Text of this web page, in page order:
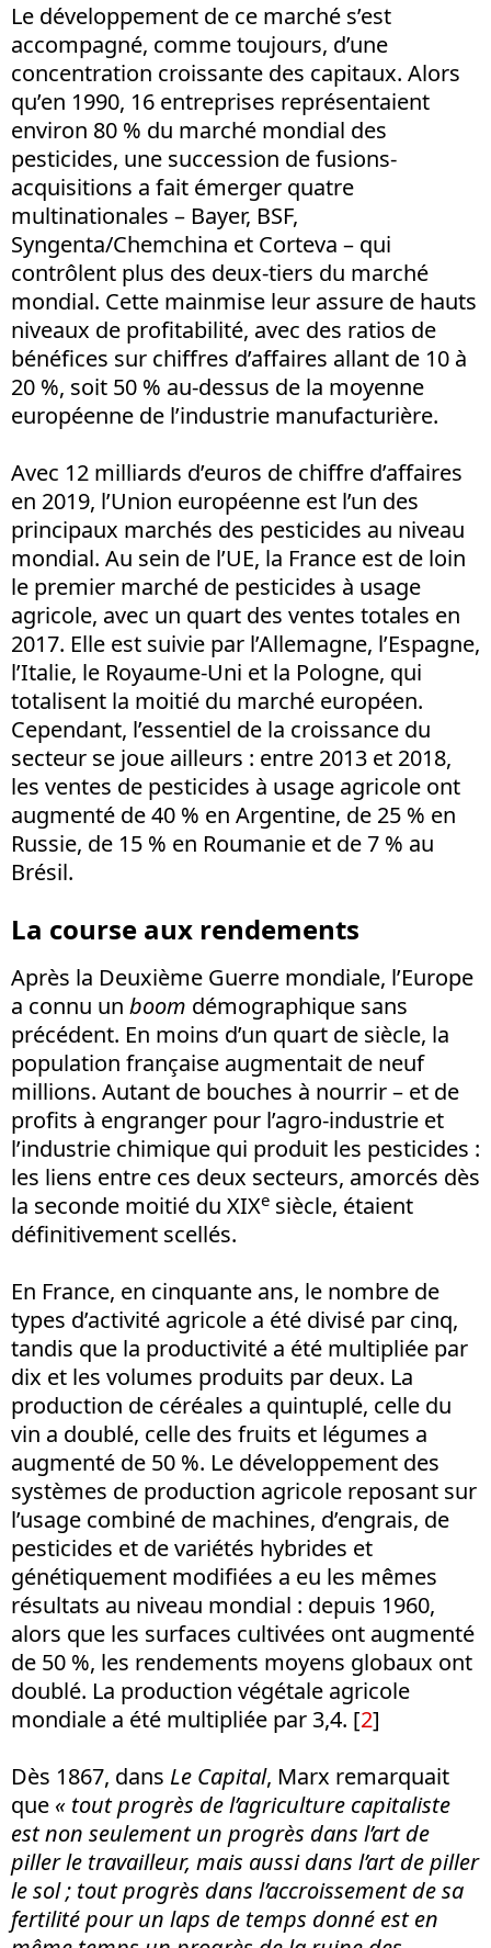
Le développement de ce marché s’est
accompagné, comme toujours, d’une
concentration croissante des capitaux. Alors
qu’en 1990, 16 entreprises représentaient
environ 80 % du marché mondial des
pesticides, une succession de fusions-
acquisitions a fait émerger quatre
multinationales – Bayer, BSF,
Syngenta/Chemchina et Corteva – qui
contrôlent plus des deux-tiers du marché
mondial. Cette mainmise leur assure de hauts
niveaux de profitabilité, avec des ratios de
bénéfices sur chiffres d’affaires allant de 10 à
20 %, soit 50 % au-dessus de la moyenne
européenne de l’industrie manufacturière.
Avec 12 milliards d’euros de chiffre d’affaires
en 2019, l’Union européenne est l’un des
principaux marchés des pesticides au niveau
mondial. Au sein de l’UE, la France est de loin
le premier marché de pesticides à usage
agricole, avec un quart des ventes totales en
2017. Elle est suivie par l’Allemagne, l’Espagne,
l’Italie, le Royaume-Uni et la Pologne, qui
totalisent la moitié du marché européen.
Cependant, l’essentiel de la croissance du
secteur se joue ailleurs : entre 2013 et 2018,
les ventes de pesticides à usage agricole ont
augmenté de 40 % en Argentine, de 25 % en
Russie, de 15 % en Roumanie et de 7 % au
Brésil.
La course aux rendements
Après la Deuxième Guerre mondiale, l’Europe
a connu un boom démographique sans
précédent. En moins d’un quart de siècle, la
population française augmentait de neuf
millions. Autant de bouches à nourrir – et de
profits à engranger pour l’agro-industrie et
l’industrie chimique qui produit les pesticides :
les liens entre ces deux secteurs, amorcés dès
la seconde moitié du XIXe siècle, étaient
définitivement scellés.
En France, en cinquante ans, le nombre de
types d’activité agricole a été divisé par cinq,
tandis que la productivité a été multipliée par
dix et les volumes produits par deux. La
production de céréales a quintuplé, celle du
vin a doublé, celle des fruits et légumes a
augmenté de 50 %. Le développement des
systèmes de production agricole reposant sur
l’usage combiné de machines, d’engrais, de
pesticides et de variétés hybrides et
génétiquement modifiées a eu les mêmes
résultats au niveau mondial : depuis 1960,
alors que les surfaces cultivées ont augmenté
de 50 %, les rendements moyens globaux ont
doublé. La production végétale agricole
mondiale a été multipliée par 3,4. [2]
Dès 1867, dans Le Capital, Marx remarquait
que « tout progrès de l’agriculture capitaliste
est non seulement un progrès dans l’art de
piller le travailleur, mais aussi dans l’art de piller
le sol ; tout progrès dans l’accroissement de sa
fertilité pour un laps de temps donné est en